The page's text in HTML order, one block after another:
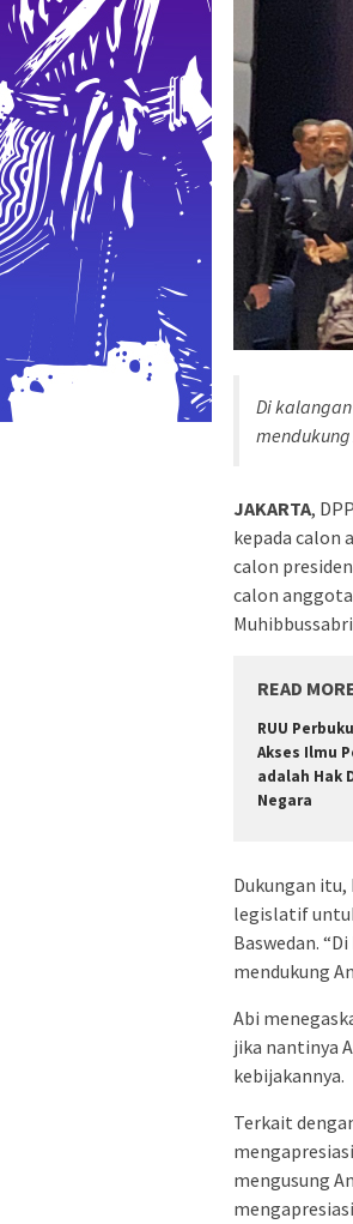
Di
mendukung
JAKARTA,
kepada calon
calon
calon anggota
READ
RUU
Akses Ilmu
adalah Hak
Negara
Dukungan
legislatif
Baswedan.
mendukung
Abi
jika nantinya
kebijakannya.
Terkait
mengusung